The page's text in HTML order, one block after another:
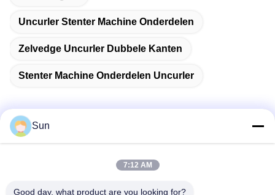
Uncurler Stenter Machine Onderdelen
Zelvedge Uncurler Dubbele Kanten
Stenter Machine Onderdelen Uncurler
Sun
7:12 AM
Good day, what product are you looking for?